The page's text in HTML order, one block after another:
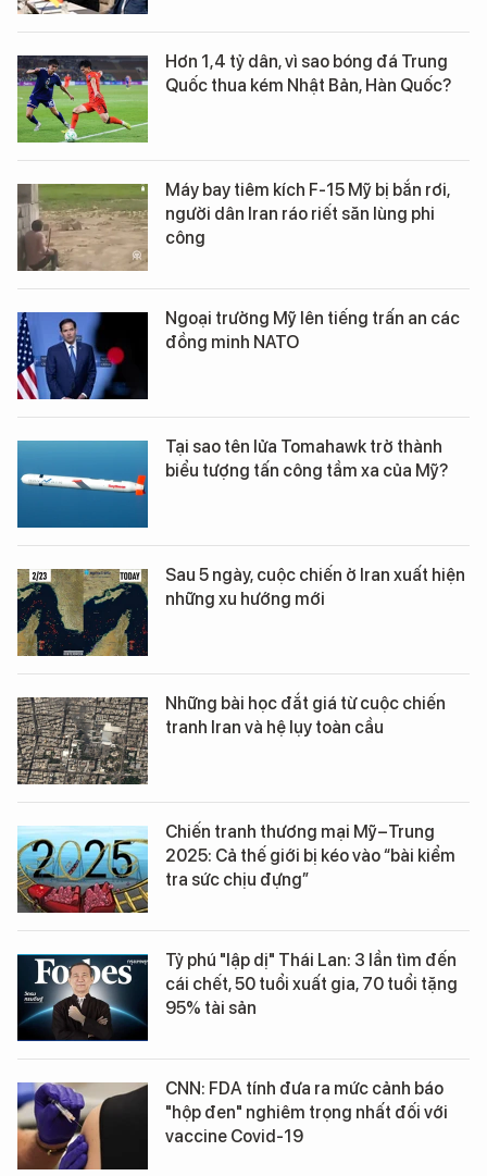
Hơn 1,4 tỷ dân, vì sao bóng đá Trung
Quốc thua kém Nhật Bản, Hàn Quốc?
Máy bay tiêm kích F-15 Mỹ bị bắn rơi,
người dân Iran ráo riết săn lùng phi
công
Ngoại trưởng Mỹ lên tiếng trấn an các
đồng minh NATO
Tại sao tên lửa Tomahawk trở thành
biểu tượng tấn công tầm xa của Mỹ?
Sau 5 ngày, cuộc chiến ở Iran xuất hiện
những xu hướng mới
Những bài học đắt giá từ cuộc chiến
tranh Iran và hệ lụy toàn cầu
Chiến tranh thương mại Mỹ–Trung
2025: Cả thế giới bị kéo vào “bài kiểm
tra sức chịu đựng”
Tỷ phú "lập dị" Thái Lan: 3 lần tìm đến
cái chết, 50 tuổi xuất gia, 70 tuổi tặng
95% tài sản
CNN: FDA tính đưa ra mức cảnh báo
"hộp đen" nghiêm trọng nhất đối với
vaccine Covid-19